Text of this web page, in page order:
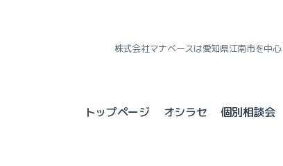
株式会社マナベースは愛知県江南市を中
トップページ オシラセ 個別相談会